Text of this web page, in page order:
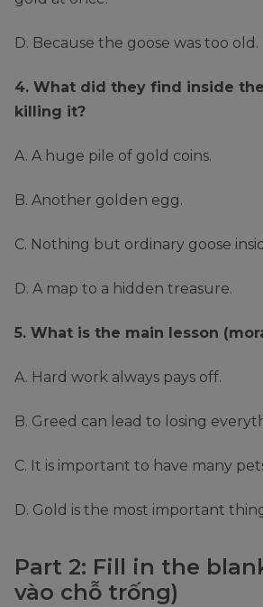
D. Because the goose was too old.
4. What did they find inside
killing it?
A. A huge pile of gold coins.
B. Another golden egg.
C. Nothing but ordinary goose
D. A map to a hidden treasure.
5. What is the main lesson
A. Hard work always pays off.
B. Greed can lead to losing
C. It is important to have many
D. Gold is the most important
Part 2: Fill in the
vào chỗ trống)